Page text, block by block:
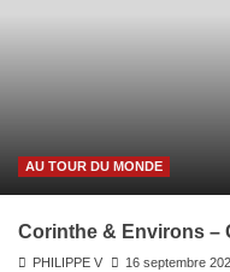
AU TOUR DU MONDE
Corinthe & Environs –
PHILIPPE V 16 septembre